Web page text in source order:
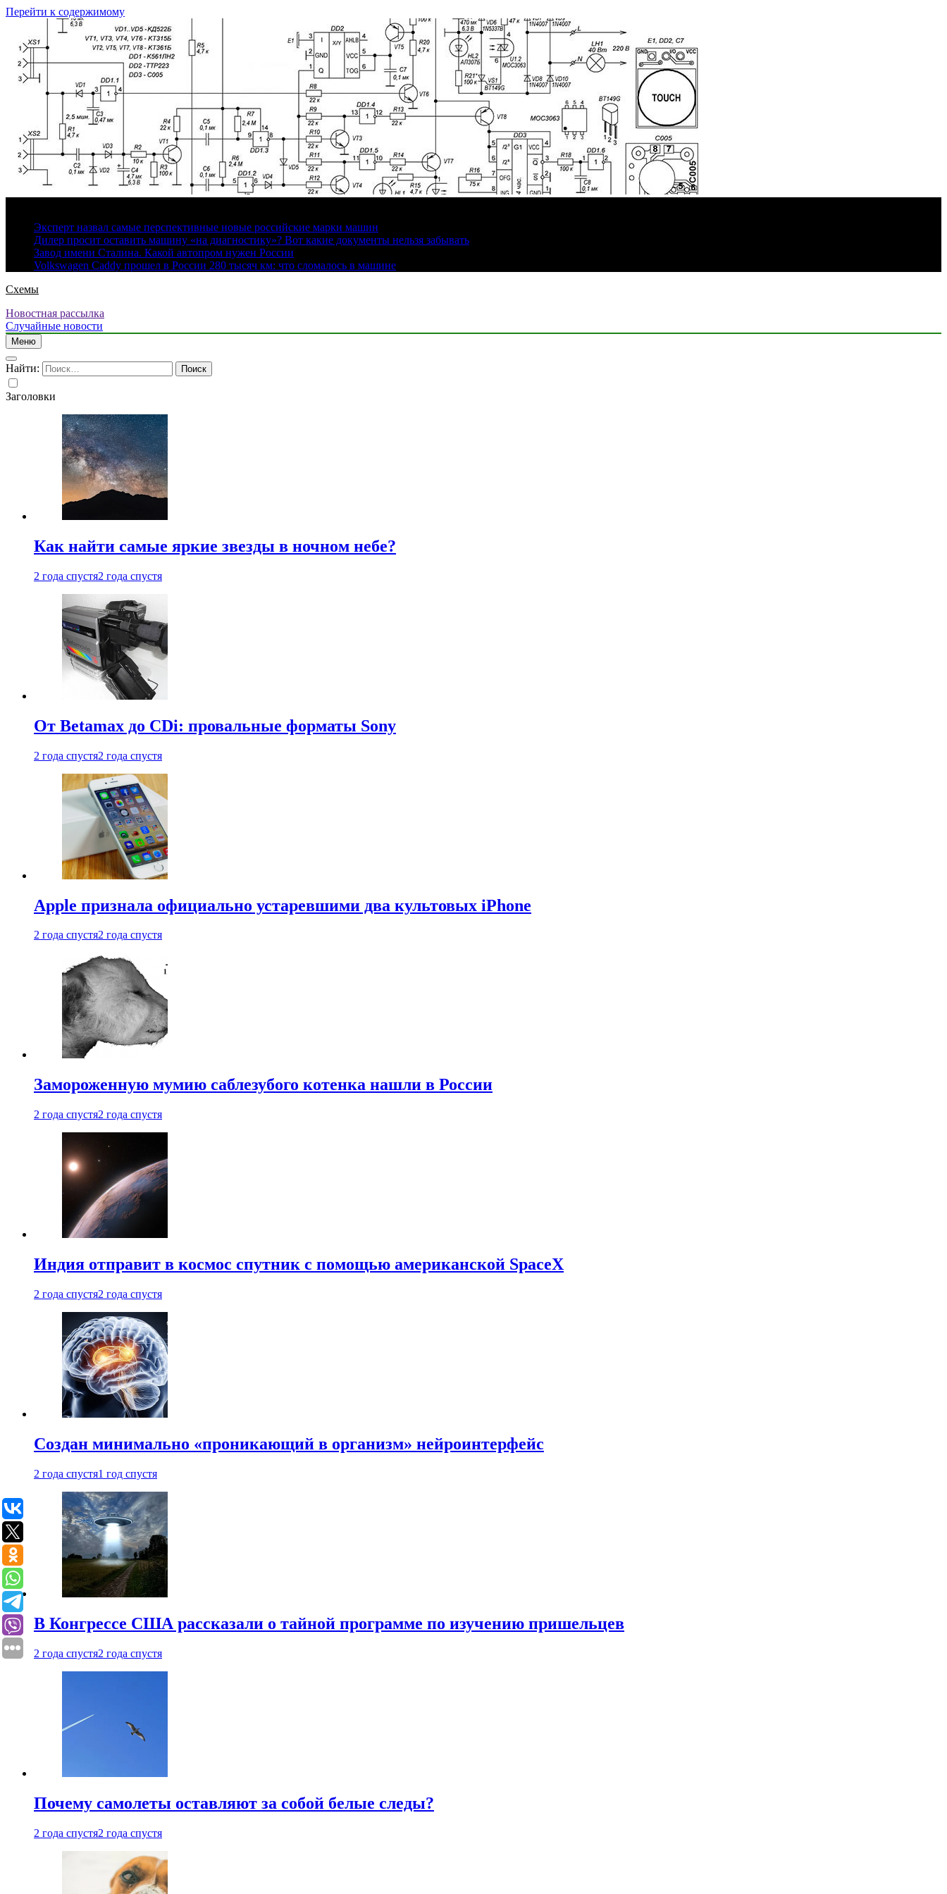
Перейти к содержимому
Эксперт назвал самые перспективные новые российские марки машин
Дилер просит оставить машину «на диагностику»? Вот какие документы нельзя забывать
Завод имени Сталина. Какой автопром нужен России
Volkswagen Caddy прошел в России 280 тысяч км: что сломалось в машине
Схемы
Новостная рассылка
Случайные новости
Меню
Найти:
Заголовки
Как найти самые яркие звезды в ночном небе?
2 года спустя2 года спустя
От Betamax до CDi: провальные форматы Sony
2 года спустя2 года спустя
Apple признала официально устаревшими два культовых iPhone
2 года спустя2 года спустя
Замороженную мумию саблезубого котенка нашли в России
2 года спустя2 года спустя
Индия отправит в космос спутник с помощью американской SpaceX
2 года спустя2 года спустя
Создан минимально «проникающий в организм» нейроинтерфейс
2 года спустя1 год спустя
В Конгрессе США рассказали о тайной программе по изучению пришельцев
2 года спустя2 года спустя
Почему самолеты оставляют за собой белые следы?
2 года спустя2 года спустя